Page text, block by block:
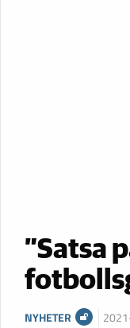
”Satsa
NYHETER